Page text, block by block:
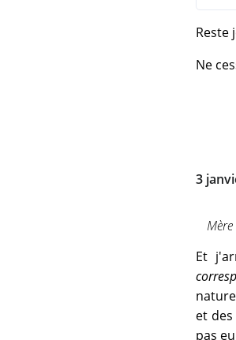
Reste
Ne
3
Et
et
pas